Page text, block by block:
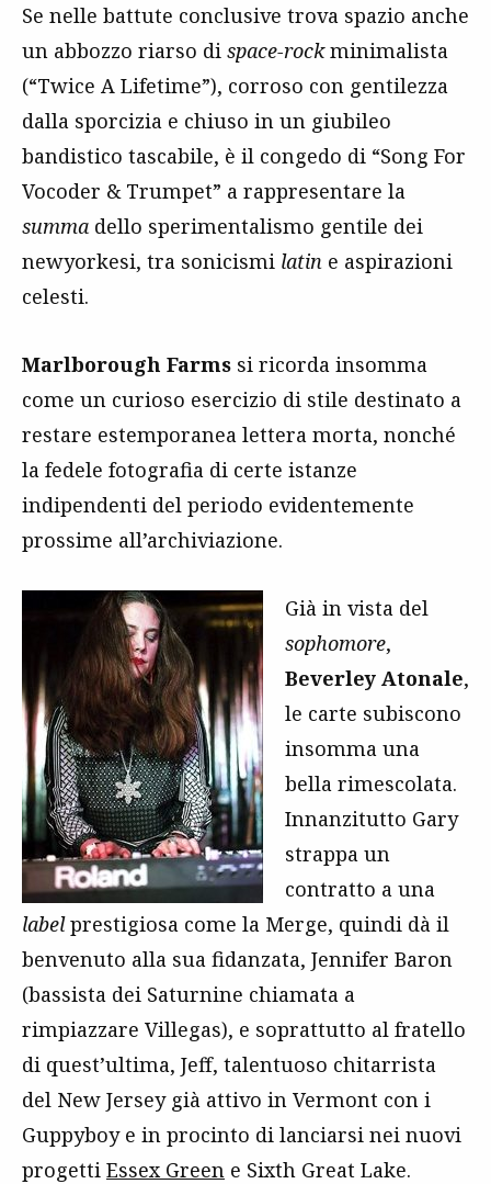
Se nelle battute conclusive trova spazio anche
un abbozzo riarso di space-rockminimalista
(“Twice A Lifetime”), corroso con gentilezza
dalla sporcizia e chiuso in un giubileo
bandistico tascabile, è il congedo di “Song For
Vocoder & Trumpet” a rappresentare la
summa dello sperimentalismo gentile dei
newyorkesi, tra sonicismi latin e aspirazioni
celesti.
Marlborough Farms si ricorda insomma
come un curioso esercizio di stile destinato a
restare estemporanea lettera morta, nonché
la fedele fotografia di certe istanze
indipendenti del periodo evidentemente
prossime all’archiviazione.
Già in vista del
sophomore,
Beverley Atonale,
le carte subiscono
insomma una
bella rimescolata.
Innanzitutto Gary
strappa un
contratto a una
labelprestigiosa come la Merge, quindi dà il
benvenuto alla sua fidanzata, Jennifer Baron
(bassista dei Saturnine chiamata a
rimpiazzare Villegas), e soprattutto al fratello
di quest’ultima, Jeff, talentuoso chitarrista
del New Jersey già attivo in Vermont con i
Guppyboy e in procinto di lanciarsi nei nuovi
progetti Essex Green e Sixth Great Lake.